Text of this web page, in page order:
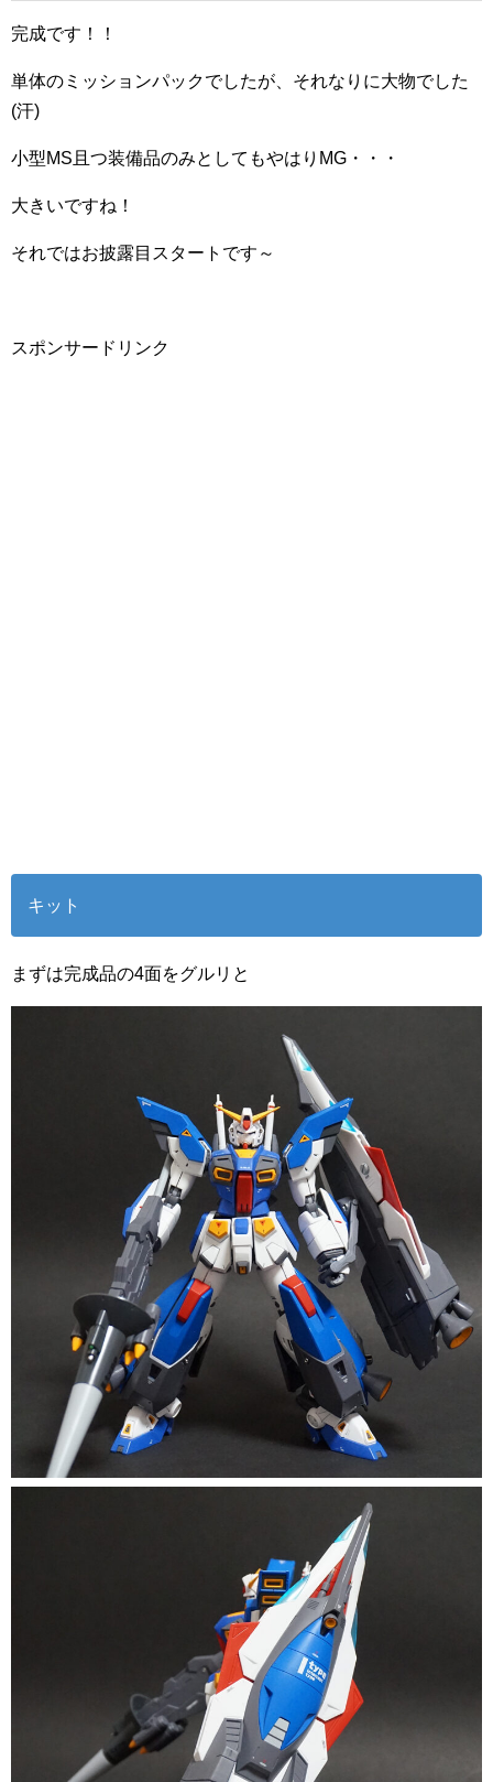
完成です！！
単体のミッションパックでしたが、それなりに大物でした
(汗)
小型MS且つ装備品のみとしてもやはりMG・・・
大きいですね！
それではお披露目スタートです～
スポンサードリンク
キット
まずは完成品の4面をグルリと